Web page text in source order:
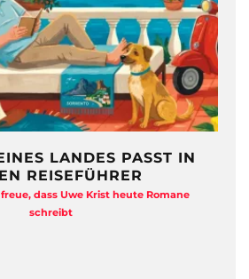
LANDES PASST IN
REISEFÜHRER
dass Uwe Krist heute Romane
schreibt